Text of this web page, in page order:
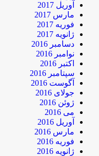
آوریل 2017
مارس 2017
فوریه 2017
ژانویه 2017
دسامبر 2016
نوامبر 2016
اکتبر 2016
سپتامبر 2016
آگوست 2016
جولای 2016
ژوئن 2016
می 2016
آوریل 2016
مارس 2016
فوریه 2016
ژانویه 2016